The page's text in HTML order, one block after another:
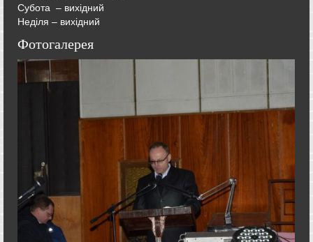
Субота – вихідний
Неділя – вихідний
Фотогалерея